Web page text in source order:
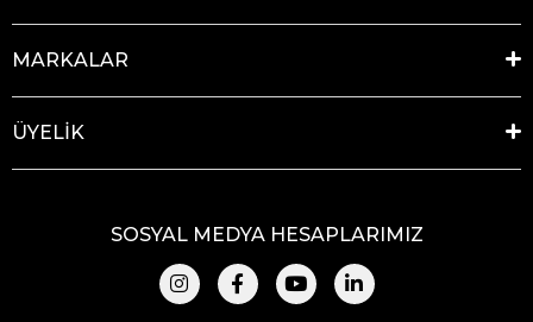
MARKALAR
ÜYELİK
SOSYAL MEDYA HESAPLARIMIZ